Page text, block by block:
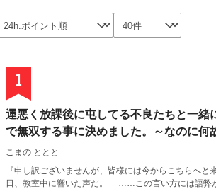
1
運悪く放課後に屯してる不良たちと一緒
で無双する事に決めました。～なのに
こまの ととと
『申し訳ございませんが、皆様には今からこちらへと
日、教室中に響いた声だ。 ……この言い方には語弊があった。 正確には、頭の中に響いた声だ。何故なら、耳から聞こえて来た